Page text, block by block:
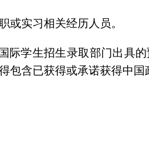
或实习相关经历人员。
际学生招生录取部门出具
包含已获得或承诺获得中